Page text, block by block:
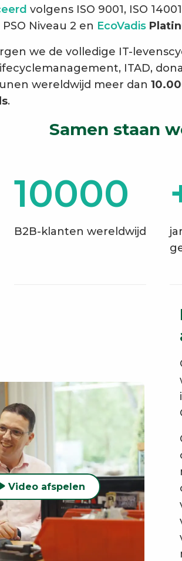
volgens ISO 9001, ISO
PSO Niveau 2 en EcoVadis
we de volledige IT-
ITAD,
wereldwijd meer dan
.
Samen staan
10000
B2B-klanten wereldwijd
Video afspelen